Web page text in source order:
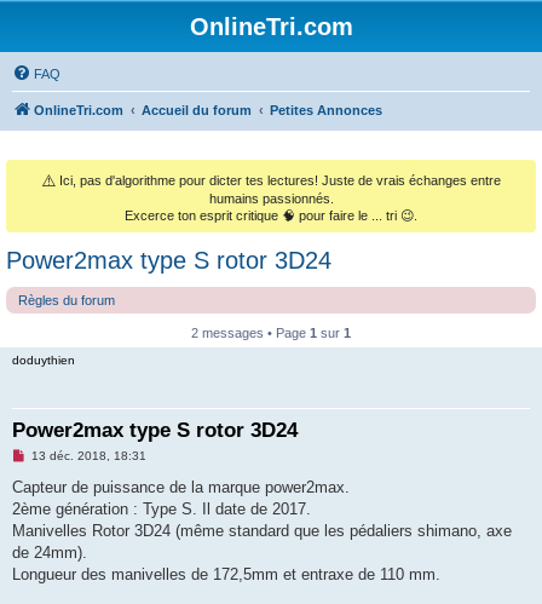
OnlineTri.com
FAQ
OnlineTri.com Accueil du forum Petites Annonces
⚠️ Ici, pas d'algorithme pour dicter tes lectures! Juste de vrais échanges entre
humains passionnés.
Excerce ton esprit critique 🧠 pour faire le ... tri 😉.
Power2max type S rotor 3D24
Règles du forum
2 messages • Page 1 sur 1
doduythien
Power2max type S rotor 3D24
M
s
s
a
g
n
o
13 déc. 2018, 18:31
Capteur de puissance de la marque power2max.
2ème génération : Type S. Il date de 2017.
Manivelles Rotor 3D24 (même standard que les pédaliers shimano, axe
de 24mm).
Longueur des manivelles de 172,5mm et entraxe de 110 mm.